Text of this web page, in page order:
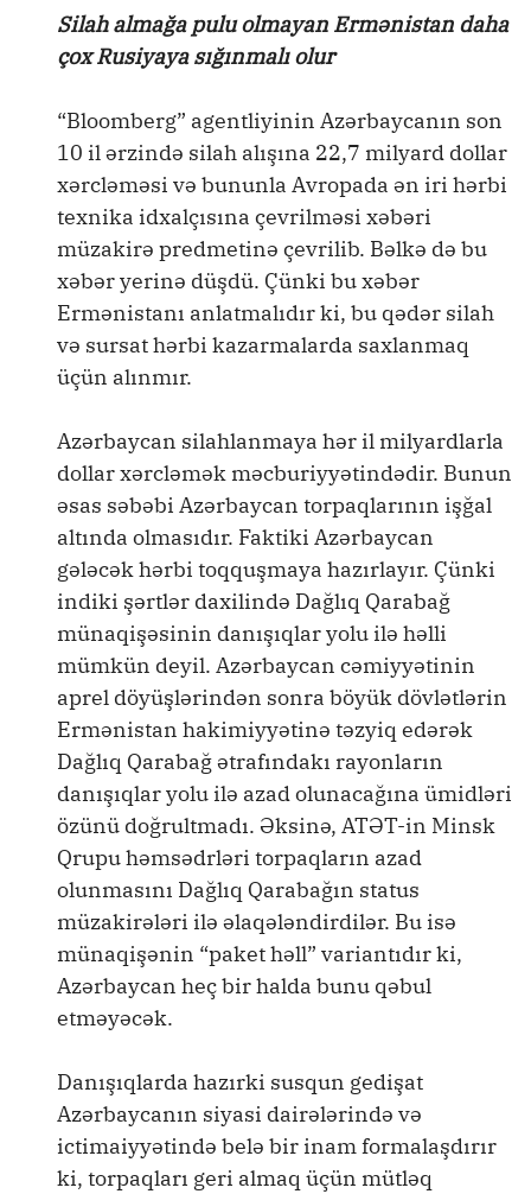
Silah almağa pulu olmayan Ermənistan daha
çox Rusiyaya sığınmalı olur
“Bloomberg” agentliyinin Azərbaycanın son
10 il ərzində silah alışına 22,7 milyard dollar
xərcləməsi və bununla Avropada ən iri hərbi
texnika idxalçısına çevrilməsi xəbəri
müzakirə predmetinə çevrilib. Bəlkə də bu
xəbər yerinə düşdü. Çünki bu xəbər
Ermənistanı anlatmalıdır ki, bu qədər silah
və sursat hərbi kazarmalarda saxlanmaq
üçün alınmır.
Azərbaycan silahlanmaya hər il milyardlarla
dollar xərcləmək məcburiyyətindədir. Bunun
əsas səbəbi Azərbaycan torpaqlarının işğal
altında olmasıdır. Faktiki Azərbaycan
gələcək hərbi toqquşmaya hazırlayır. Çünki
indiki şərtlər daxilində Dağlıq Qarabağ
münaqişəsinin danışıqlar yolu ilə həlli
mümkün deyil. Azərbaycan cəmiyyətinin
aprel döyüşlərindən sonra böyük dövlətlərin
Ermənistan hakimiyyətinə təzyiq edərək
Dağlıq Qarabağ ətrafındakı rayonların
danışıqlar yolu ilə azad olunacağına ümidləri
özünü doğrultmadı. Əksinə, ATƏT-in Minsk
Qrupu həmsədrləri torpaqların azad
olunmasını Dağlıq Qarabağın status
müzakirələri ilə əlaqələndirdilər. Bu isə
münaqişənin “paket həll” variantıdır ki,
Azərbaycan heç bir halda bunu qəbul
etməyəcək.
Danışıqlarda hazırki susqun gedişat
Azərbaycanın siyasi dairələrində və
ictimaiyyətində belə bir inam formalaşdırır
ki, torpaqları geri almaq üçün mütləq